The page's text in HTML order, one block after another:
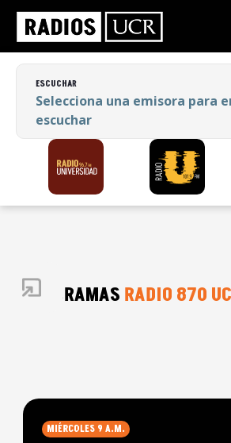
ESCUCHAR
Selecciona una emisora para
escuchar
ESCUCHAR
Selecciona una emisora para
escuchar
PROGRAMAS RADIO 870
MIÉRCOLES 9 A.M.